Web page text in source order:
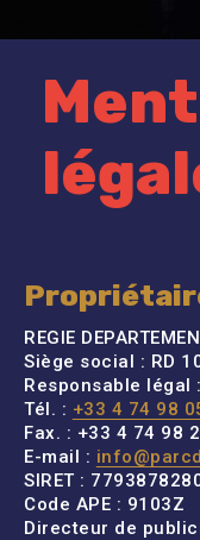
REGIE
Siège social : RD
Responsable légal
Tél. : +33 4 74 98
Fax. : +33 4 74 98
E-mail :
SIRET :
Code APE : 9103Z
Directeur de